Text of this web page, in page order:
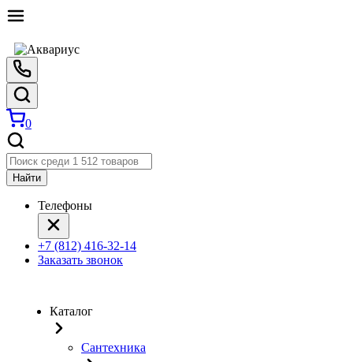
0
Найти
Телефоны
+7 (812) 416-32-14
Заказать звонок
Каталог
Сантехника